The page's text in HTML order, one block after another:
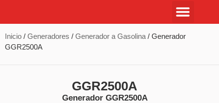
Inicio / Generadores / Generador a Gasolina / Generador
GGR2500A
GGR2500A
Generador GGR2500A